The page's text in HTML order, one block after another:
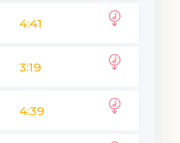
4:41
3:19
4:39